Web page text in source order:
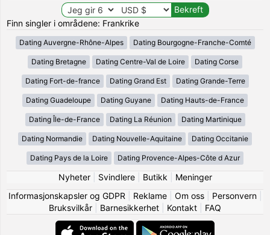
Finn singler i områdene: Frankrike
Dating Auvergne-Rhône-Alpes Dating Bourgogne-Franche-Comté
Dating Bretagne Dating Centre-Val de Loire Dating Corse
Dating Fort-de-france Dating Grand Est Dating Grande-Terre
Dating Guadeloupe Dating Guyane Dating Hauts-de-France
Dating Île-de-France Dating La Réunion Dating Martinique
Dating Normandie Dating Nouvelle-Aquitaine Dating Occitanie
Dating Pays de la Loire Dating Provence-Alpes-Côte d Azur
Nyheter| Svindlere| Butikk
Meninger
Informasjonskapsler og GDPR
Reklame| Om oss| Personvern|
Bruksvilkår
Barnesikkerhet Kontakt FAQ